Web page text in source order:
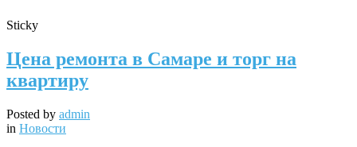
Sticky
Цена ремонта в Самаре и торг на
квартиру
Posted by admin
in Новости